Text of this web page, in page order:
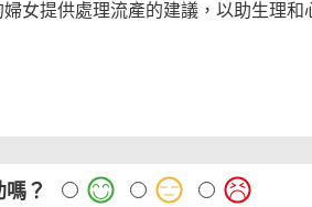
女提供處理流產的建議，以助生理和
？